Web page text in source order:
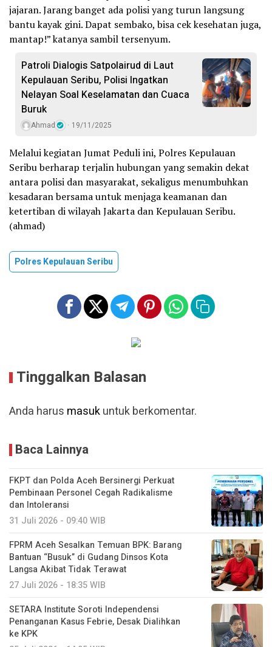
jajaran. Jarang banget ada polisi yang turun langsung
bantu kayak gini. Dapat sembako, bisa cek kesehatan juga,
mantap!” katanya sambil tersenyum.
Patroli Dialogis Satpolairud di Laut
Kepulauan Seribu, Polisi Ingatkan
Nelayan Soal Keselamatan dan Cuaca
Buruk
Ahmad 19/11/2025
Melalui kegiatan Jumat Peduli ini, Polres Kepulauan
Seribu berharap terjalin hubungan yang semakin dekat
antara polisi dan masyarakat, sekaligus menumbuhkan
kesadaran bersama untuk menjaga keamanan dan
ketertiban di wilayah Jakarta dan Kepulauan Seribu.
(ahmad)
Polres Kepulauan Seribu
Tinggalkan Balasan
Anda harus masukuntuk berkomentar.
Baca Lainnya
FKPT dan Polda Aceh Bersinergi Perkuat
Pembinaan Personel Cegah Radikalisme
dan Intoleransi
31 Juli 2026 - 09:40 WIB
FPRM Aceh Sesalkan Temuan BPK: Barang
Bantuan “Busuk” di Gudang Dinsos Kota
Langsa Akibat Tidak Terawat
27 Juli 2026 - 18:35 WIB
SETARA Institute Soroti Independensi
Penanganan Kasus Febrie, Desak Dialihkan
ke KPK